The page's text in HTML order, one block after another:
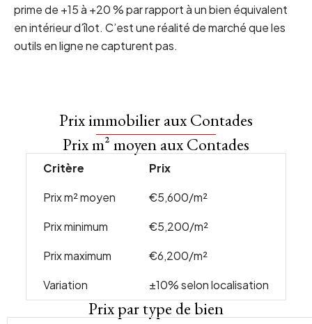
prime de +15 à +20 % par rapport à un bien équivalent
en intérieur d’îlot. C’est une réalité de marché que les
outils en ligne ne capturent pas.
Prix immobilier aux Contades
Prix m² moyen aux Contades
Critère
Prix
Prix m² moyen
€5,600/m²
Prix minimum
€5,200/m²
Prix maximum
€6,200/m²
Variation
±10% selon localisation
Prix par type de bien